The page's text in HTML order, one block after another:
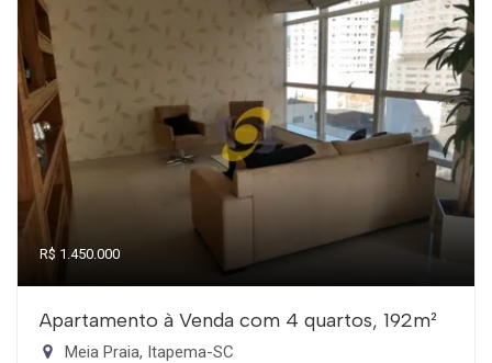
R$ 1.450.000
Apartamento à Venda com 4 quartos, 192m²
Meia Praia, Itapema-SC